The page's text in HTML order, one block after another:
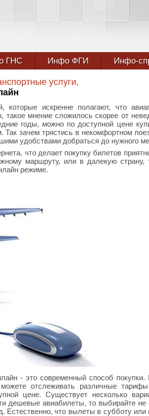
ГНС Инфо ФГИ Инфо-
услуги,
искренне полагают, что
мнение сложилось скорее от
годы, можно по доступной цене
Так зачем трястись в некомфортном
удобствами добраться до нужного
что делает покупку билетов
маршруту, или в далекую страну,
режиме.
- это современный способ покупки.
отслеживать различные тарифы
цене. Существует несколько
дешевые авиабилеты, то выбирайте
Естественно, что вылеты в субботу или